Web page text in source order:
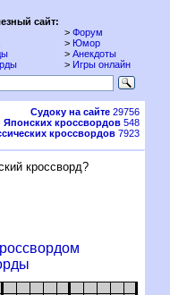
сайт:
> Форум
> Юмор
> Анекдоты
> Игры онлайн
Судоку на сайте 29756
Японских кроссвордов 548
кроссвордов 7923
кроссворд?